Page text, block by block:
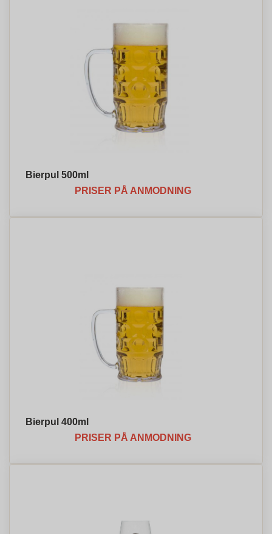
Bierpul 500ml
PRISER PÅ ANMODNING
Bierpul 400ml
PRISER PÅ ANMODNING